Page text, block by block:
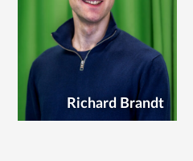
Richard Brandt